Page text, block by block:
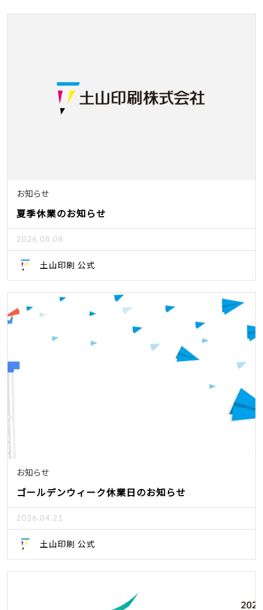
お知らせ
夏季休業のお知らせ
2026.08.08
土山印刷 公式
お知らせ
ゴールデンウィーク休業日のお知らせ
2026.04.21
土山印刷 公式